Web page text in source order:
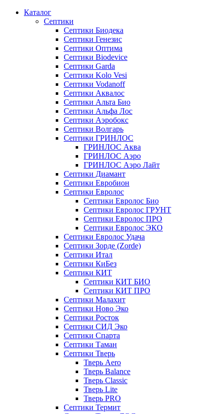
Каталог
Септики
Септики Биодека
Септики Генезис
Септики Оптима
Септики Biodevice
Септики Garda
Септики Kolo Vesi
Септики Vodanoff
Септики Аквалос
Септики Альта Био
Септики Альфа Лос
Септики Аэробокс
Септики Волгарь
Септики ГРИНЛОС
ГРИНЛОС Аква
ГРИНЛОС Аэро
ГРИНЛОС Аэро Лайт
Септики Диамант
Септики Евробион
Септики Евролос
Септики Евролос Био
Септики Евролос ГРУНТ
Септики Евролос ПРО
Септики Евролос ЭКО
Септики Евролос Удача
Септики Зорде (Zorde)
Септики Итал
Септики КиБез
Септики КИТ
Септики КИТ БИО
Септики КИТ ПРО
Септики Малахит
Септики Ново Эко
Септики Росток
Септики СИД Эко
Септики Спарта
Септики Таман
Септики Тверь
Тверь Aero
Тверь Balance
Тверь Classic
Тверь Lite
Тверь PRO
Септики Термит